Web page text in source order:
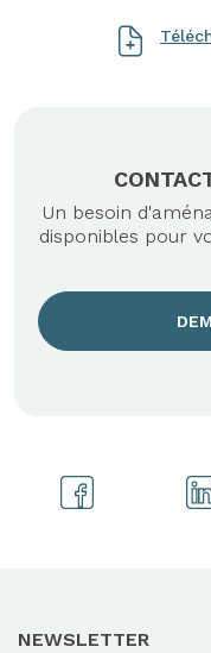
Un besoin
disponibles pour
NEWSLETTER